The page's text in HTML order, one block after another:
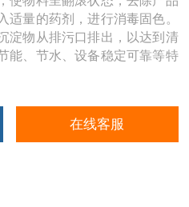
适量的药剂，进行消毒固色。
淀物从排污口排出，以达到清
能、节水、设备稳定可靠等特
在线客服